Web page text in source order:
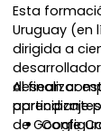
Esta
Uruguay (en
dirigida a
desean
aprendizaje
de Google
Al finalizar